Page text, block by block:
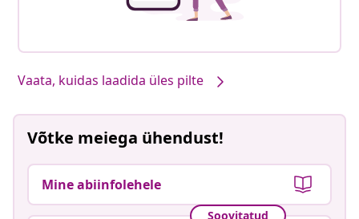
Our products, styled by you #sharemevidaxl
Vaata, kuidas laadida üles pilte
Võtke meiega ühendust!